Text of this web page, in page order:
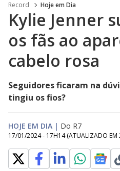
Record Hoje em Dia
Kylie Jenner
os fãs ao
cabelo rosa
Seguidores ficaram na
tingiu os fios?
HOJE EM DIA | Do R7
17/01/2024 - 17H14 (ATUALIZADO EM